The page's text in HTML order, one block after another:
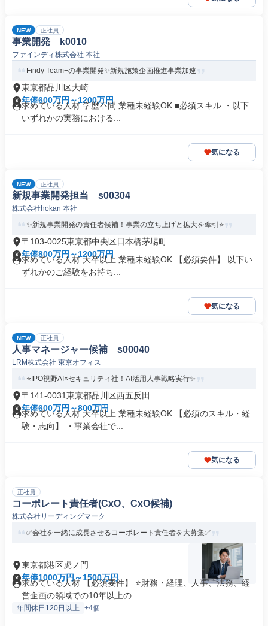
NEW 正社員
事業開発 k0010
ファインディ株式会社 本社
Findy Team+の事業開発✨新規施策企画推進事業加速
東京都品川区大崎
年俸600万円～1200万円
求めている人材 学歴不問 業種未経験OK ■必須スキル ・以下
いずれかの実務における...
気になる
NEW 正社員
新規事業開発担当 s00304
株式会社hokan 本社
✨新規事業開発の責任者候補！事業の立ち上げと拡大を牽引⭐️
〒103-0025東京都中央区日本橋茅場町
年俸800万円～1200万円
求めている人材 大卒以上 業種未経験OK 【必須要件】 以下い
ずれかのご経験をお持ち...
気になる
NEW 正社員
人事マネージャー候補 s00040
LRM株式会社 東京オフィス
⭐️IPO視野AI×セキュリティ社！AI活用人事戦略実行✨
〒141-0031東京都品川区西五反田
年俸600万円～800万円
求めている人材 大卒以上 業種未経験OK 【必須のスキル・経
験・志向】 ・事業会社で...
気になる
正社員
コーポレート責任者(CxO、CxO候補)
株式会社リーディングマーク
✅会社を一緒に成長させるコーポレート責任者を大募集✅
東京都港区虎ノ門
年俸1000万円～1500万円
求めている人材 【必須要件】 ⭐財務・経理、人事、法務、経
営企画の領域での10年以上の...
年間休日120日以上 +4個